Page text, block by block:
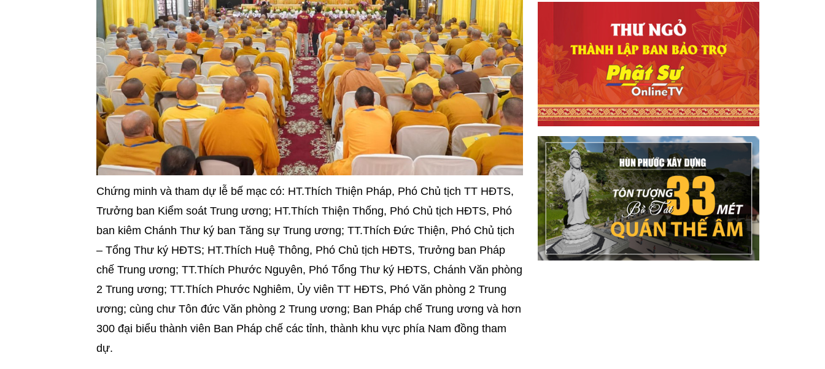
Chứng minh và tham dự lễ bế mạc có: HT.Thích Thiện Pháp, Phó Chủ tịch TT HĐTS,
Trưởng ban Kiểm soát Trung ương; HT.Thích Thiện Thống, Phó Chủ tịch HĐTS, Phó
ban kiêm Chánh Thư ký ban Tăng sự Trung ương; TT.Thích Đức Thiện, Phó Chủ tịch
– Tổng Thư ký HĐTS; HT.Thích Huệ Thông, Phó Chủ tịch HĐTS, Trưởng ban Pháp
chế Trung ương; TT.Thích Phước Nguyên, Phó Tổng Thư ký HĐTS, Chánh Văn phòng
2 Trung ương; TT.Thích Phước Nghiêm, Ủy viên TT HĐTS, Phó Văn phòng 2 Trung
ương; cùng chư Tôn đức Văn phòng 2 Trung ương; Ban Pháp chế Trung ương và hơn
300 đại biểu thành viên Ban Pháp chế các tỉnh, thành khu vực phía Nam đồng tham
dự.